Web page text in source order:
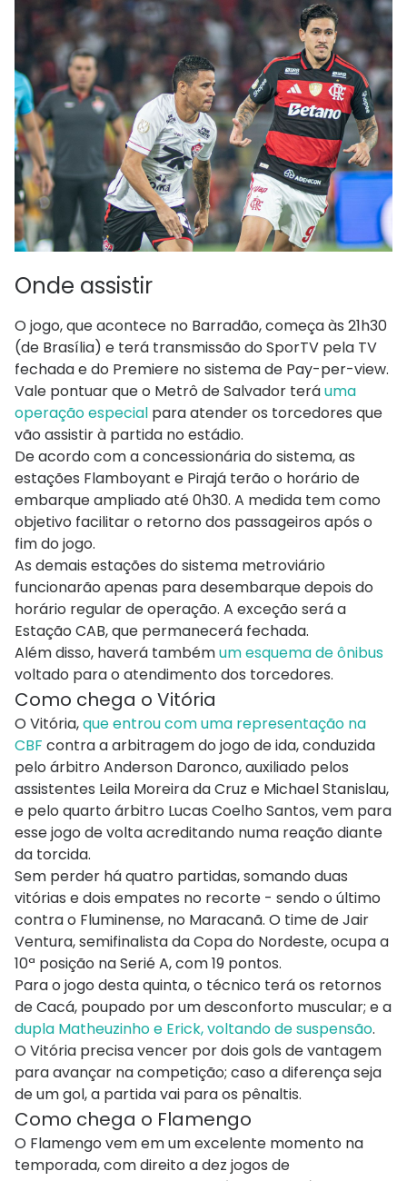
Onde assistir
O jogo, que acontece no Barradão, começa às 21h30
(de Brasília) e terá transmissão do SporTV pela TV
fechada e do Premiere no sistema de Pay-per-view.
Vale pontuar que o Metrô de Salvador teráuma
operação especial para atender os torcedores que
vão assistir à partida no estádio.
De acordo com a concessionária do sistema, as
estações Flamboyant e Pirajá terão o horário de
embarque ampliado até 0h30. A medida tem como
objetivo facilitar o retorno dos passageiros após o
fim do jogo.
As demais estações do sistema metroviário
funcionarão apenas para desembarque depois do
horário regular de operação. A exceção será a
Estação CAB, que permanecerá fechada.
Além disso, haverá tambémum esquema de ônibus
voltado para o atendimento dos torcedores.
Como chega o Vitória
O Vitória,que entrou com uma representação na
CBF contra a arbitragem do jogo de ida, conduzida
pelo árbitro Anderson Daronco, auxiliado pelos
assistentes Leila Moreira da Cruz e Michael Stanislau,
e pelo quarto árbitro Lucas Coelho Santos, vem para
esse jogo de volta acreditando numa reação diante
da torcida.
Sem perder há quatro partidas, somando duas
vitórias e dois empates no recorte - sendo o último
contra o Fluminense, no Maracanã. O time de Jair
Ventura, semifinalista da Copa do Nordeste, ocupa a
10ª posição na Serié A, com 19 pontos.
Para o jogo desta quinta, o técnico terá os retornos
de Cacá, poupado por um desconforto muscular; e a
dupla Matheuzinho e Erick, voltando de suspensão.
O Vitória precisa vencer por dois gols de vantagem
para avançar na competição; caso a diferença seja
de um gol, a partida vai para os pênaltis.
Como chega o Flamengo
O Flamengo vem em um excelente momento na
temporada, com direito a dez jogos de